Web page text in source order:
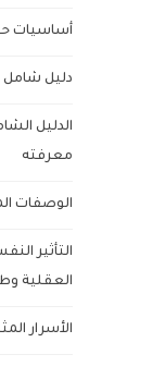
أساسيات
دليل شامل
الدليل
معرفته
الوصفات
التأثير
العقلية
الأسرار